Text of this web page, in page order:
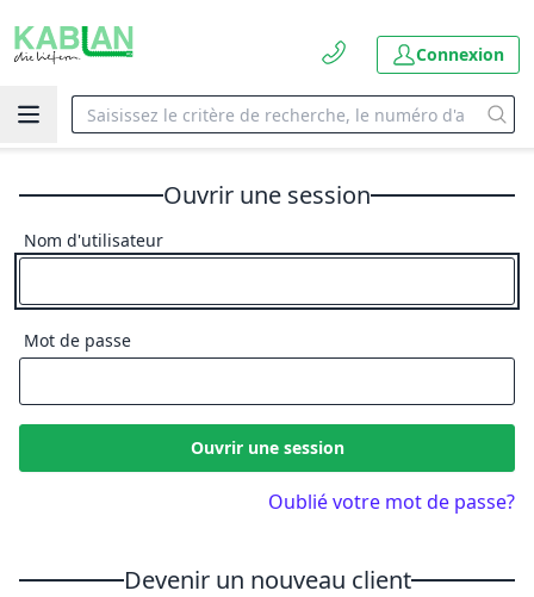
Connexion
Ouvrir une session
Nom d'utilisateur
Mot de passe
Ouvrir une session
Oublié votre mot de passe?
Devenir un nouveau client